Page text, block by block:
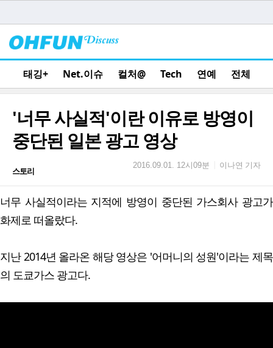
태깅+ Net.이슈 컬처@ Tech 연예 전체
'너무 사실적'이란 이유로 방영이
중단된 일본 광고 영상
스토리
2016.09.01. 12시09분 이나연 기자
너무 사실적이라는 지적에 방영이 중단된 가스회사 광고가
화제로 떠올랐다.
지난 2014년 올라온 해당 영상은 '어머니의 성원'이라는 제목
의 도쿄가스 광고다.